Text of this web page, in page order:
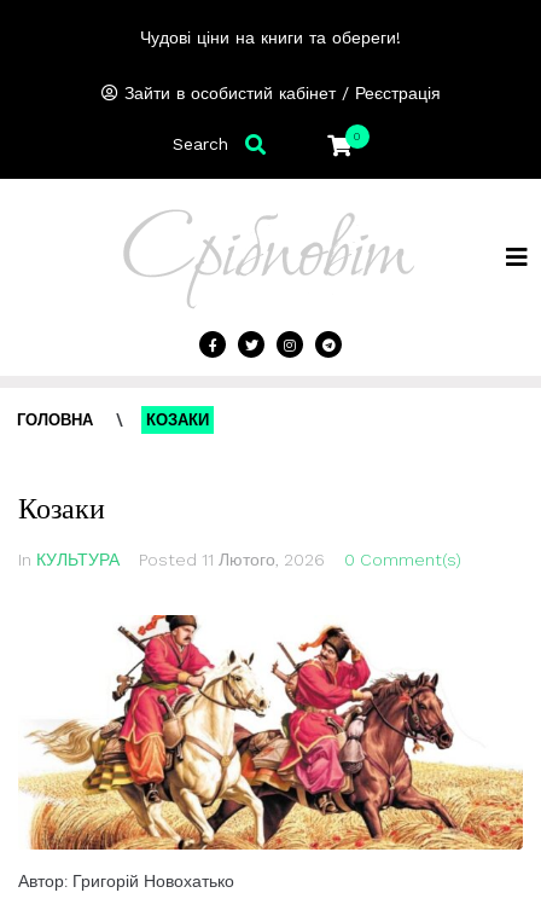
Чудові ціни на книги та обереги!
Зайти в особистий кабінет / Реєстрація
0
Search
ГОЛОВНА \ КОЗАКИ
Козаки
In КУЛЬТУРА Posted 11 Лютого, 2026 0 Comment(s)
Автор: Григорій Новохатько